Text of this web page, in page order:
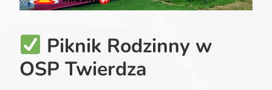
Piknik Rodzinny w
OSP Twierdza